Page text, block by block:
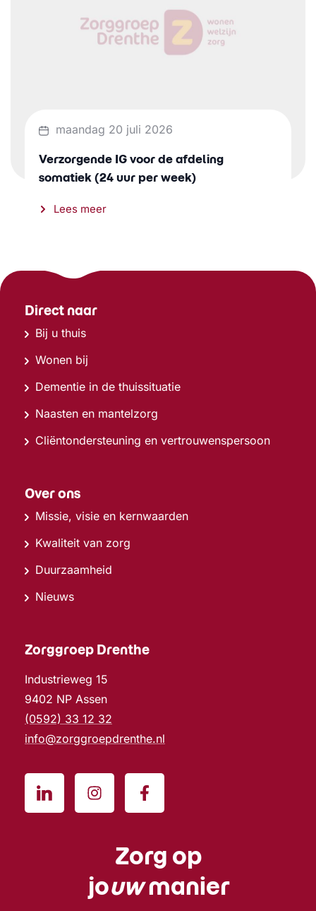
maandag 20 juli 2026
Verzorgende IG voor de afdeling
somatiek (24 uur per week)
Lees meer
Direct naar
Bij u thuis
Wonen bij
Dementie in de thuissituatie
Naasten en mantelzorg
Cliëntondersteuning en vertrouwenspersoon
Over ons
Missie, visie en kernwaarden
Kwaliteit van zorg
Duurzaamheid
Nieuws
Zorggroep Drenthe
Industrieweg 15
9402 NP Assen
(0592) 33 12 32
info@zorggroepdrenthe.nl
Zorg op
jouwmanier